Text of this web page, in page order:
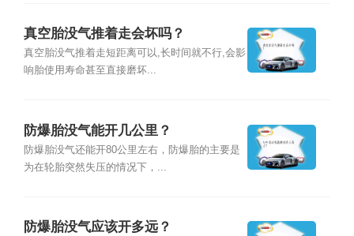
真空胎没气推着走会坏吗？
真空胎没气推着走短距离可以,长时间就不行,会影
响胎使用寿命甚至直接磨坏...
防爆胎没气能开几公里？
防爆胎没气还能开80公里左右，防爆胎的主要是
为在轮胎突然失压的情况下，...
防爆胎没气应该开多远？